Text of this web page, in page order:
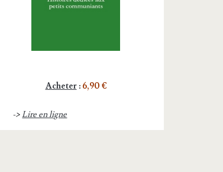
Acheter: 6,90 €
->Lire en ligne